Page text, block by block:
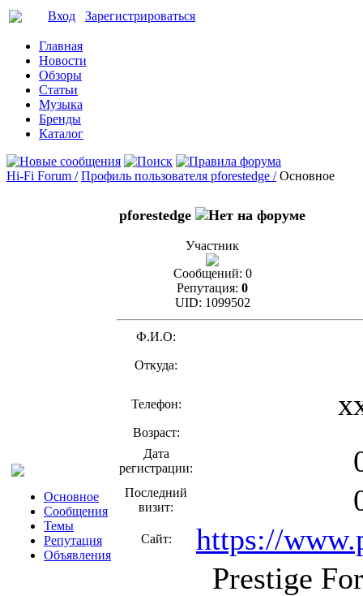
Вход Зарегистрироваться
Главная
Новости
Обзоры
Статьи
Музыка
Бренды
Каталог
Hi-Fi Forum / Профиль пользователя pforestedge / Основное
Основное
Сообщения
Темы
Репутация
Объявления
pforestedge
Участник
Сообщений: 0
Репутация: 0
UID: 1099502
Ф.И.О:
Откуда:
Телефон:
Возраст:
Дата
регистрации:
Последний
визит:
Сайт: https://
Prestige